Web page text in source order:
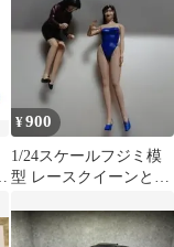
¥900
1/24スケールフジミ模
型 レースクイーンと一
ギュア